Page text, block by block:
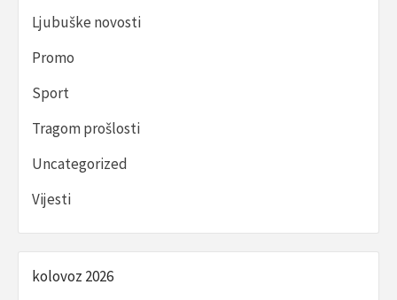
Ljubuške novosti
Promo
Sport
Tragom prošlosti
Uncategorized
Vijesti
kolovoz 2026